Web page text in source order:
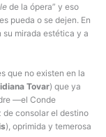
de la ópera” y eso
pueda o se dejen. En
su mirada estética y a
que no existen en la
Tovar) que ya
—el Conde
consolar el destino
), oprimida y temerosa